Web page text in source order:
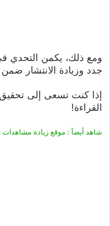
ومع ذلك، يكمن التحدي
جدد وزيادة الانتشار
إذا كنت تسعى إلى تحقيق
القراءة!
شاهد أيضآ : موقع زيادة مشاهدات